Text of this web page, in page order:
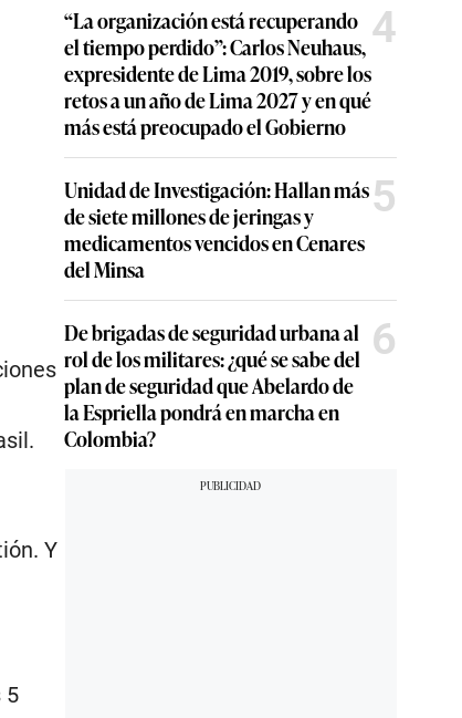
Y
5
“La organización está recuperando
el tiempo perdido”: Carlos Neuhaus,
expresidente de Lima 2019, sobre los
retos a un año de Lima 2027 y en qué
más está preocupado el Gobierno
4
Unidad de Investigación: Hallan más
de siete millones de jeringas y
medicamentos vencidos en Cenares
del Minsa
5
De brigadas de seguridad urbana al
rol de los militares: ¿qué se sabe del
plan de seguridad que Abelardo de
la Espriella pondrá en marcha en
Colombia?
6